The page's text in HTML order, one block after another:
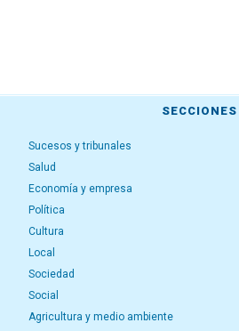
SECCIONES
Sucesos y tribunales
Salud
Economía y empresa
Política
Cultura
Local
Sociedad
Social
Agricultura y medio ambiente